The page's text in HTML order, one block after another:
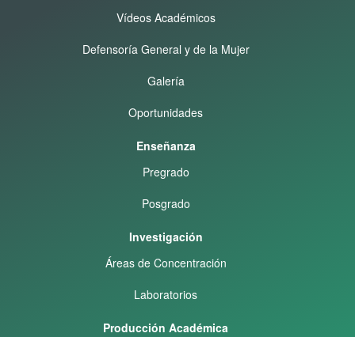
Vídeos Académicos
Defensoría General y de la Mujer
Galería
Oportunidades
Enseñanza
Pregrado
Posgrado
Investigación
Áreas de Concentración
Laboratorios
Producción Académica